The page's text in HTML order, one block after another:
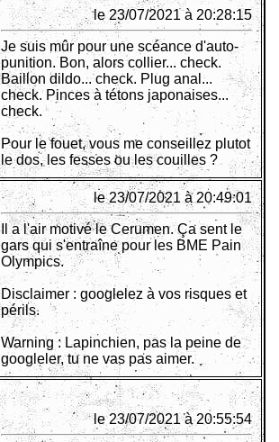
le 23/07/2021 à 20:28:15
Je suis mûr pour une scéance d'auto-
punition. Bon, alors collier... check.
Baillon dildo... check. Plug anal...
check. Pinces à tétons japonaises...
check.
Pour le fouet, vous me conseillez plutot
le dos, les fesses ou les couilles ?
le 23/07/2021 à 20:49:01
Il a l'air motivé le Cerumen. Ça sent le
gars qui s'entraîne pour les BME Pain
Olympics.
Disclaimer : googlelez à vos risques et
périls.
Warning : Lapinchien, pas la peine de
googleler, tu ne vas pas aimer.
le 23/07/2021 à 20:55:54